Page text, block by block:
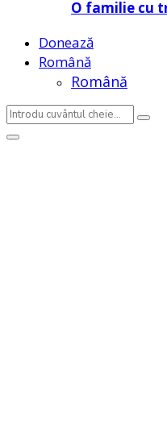
O familie cu
Donează
Română
Română
Search
for:
Primary